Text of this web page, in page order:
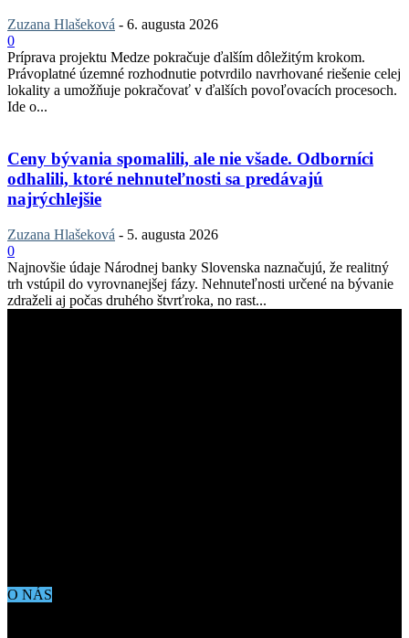
Zuzana Hlašeková - 6. augusta 2026
0
Príprava projektu Medze pokračuje ďalším dôležitým krokom.
Právoplatné územné rozhodnutie potvrdilo navrhované riešenie celej
lokality a umožňuje pokračovať v ďalších povoľovacích procesoch.
Ide o...
Ceny bývania spomalili, ale nie všade. Odborníci
odhalili, ktoré nehnuteľnosti sa predávajú
najrýchlejšie
Zuzana Hlašeková - 5. augusta 2026
0
Najnovšie údaje Národnej banky Slovenska naznačujú, že realitný
trh vstúpil do vyrovnanejšej fázy. Nehnuteľnosti určené na bývanie
zdraželi aj počas druhého štvrťroka, no rast...
O NÁS